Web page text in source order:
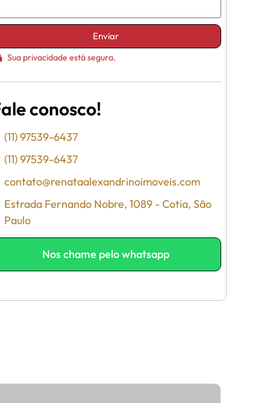
Enviar
Sua privacidade está segura.
conosco!
(11) 97539-6437
(11) 97539-6437
contato@renataalexandrinoimoveis.com
Estrada Fernando Nobre, 1089 - Cotia, São
Paulo
Nos chame pelo whatsapp